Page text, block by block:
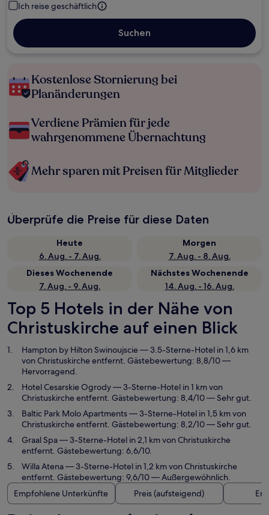
Ich reise geschäftlich
Suchen
Kostenlose Stornierung bei
Planänderungen
Verdiene Prämien für jede
wahrgenommene Übernachtung
Mehr sparen mit Preisen für Mitglieder
Überprüfe die Preise für diese Daten
Heute
6. Aug. - 7. Aug.
Morgen
7. Aug. - 8. Aug.
Dieses Wochenende
7. Aug. - 9. Aug.
Nächstes Wochenende
14. Aug. - 16. Aug.
Top 5 Hotels in der Nähe von
Christuskirche auf einen Blick
Hampton by Hilton Swinoujscie— 3.5-Sterne-Hotel in 1,6 km
von Christuskirche entfernt. Gästebewertung: 8,8/10 —
Hervorragend.
Hotel Cesarskie Ogrody— 3-Sterne-Hotel in 1 km von
Christuskirche entfernt. Gästebewertung: 8,4/10 — Sehr gut.
Baltic Park Molo Apartments— 3-Sterne-Hotel in 1,5 km von
Christuskirche entfernt. Gästebewertung: 8,2/10 — Sehr gut.
Graal Spa— 3-Sterne-Hotel in 2,1 km von Christuskirche
entfernt. Gästebewertung: 6,6/10.
Willa Atena— 3-Sterne-Hotel in 1,2 km von Christuskirche
entfernt. Gästebewertung: 9,6/10 — Außergewöhnlich.
Empfohlene Unterkünfte
Preis (aufsteigend)